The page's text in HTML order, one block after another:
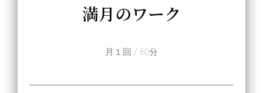
満月のワーク
月１回 / 60分